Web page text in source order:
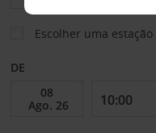
Escolher uma
DE